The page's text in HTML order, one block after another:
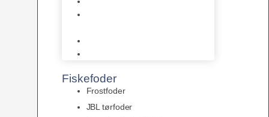
Fiskefoder
Frostfoder
JBL tørfoder